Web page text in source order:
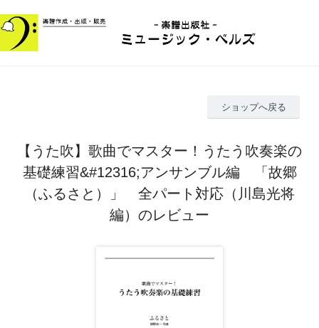
ショップへ戻る
【うた吹】歌曲でマスター！うたう吹奏楽の
基礎練習&#12316;アンサンブル編 「故郷
（ふるさと）」 全パート対応（川島光将
編）のレビュー